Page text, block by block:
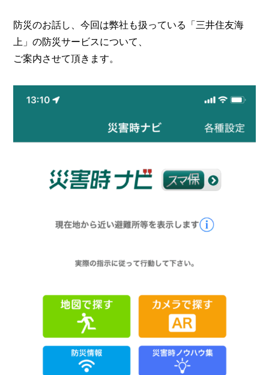
防災のお話し、今回は弊社も扱っている「三井住友海
上」の防災サービスについて、
ご案内させて頂きます。